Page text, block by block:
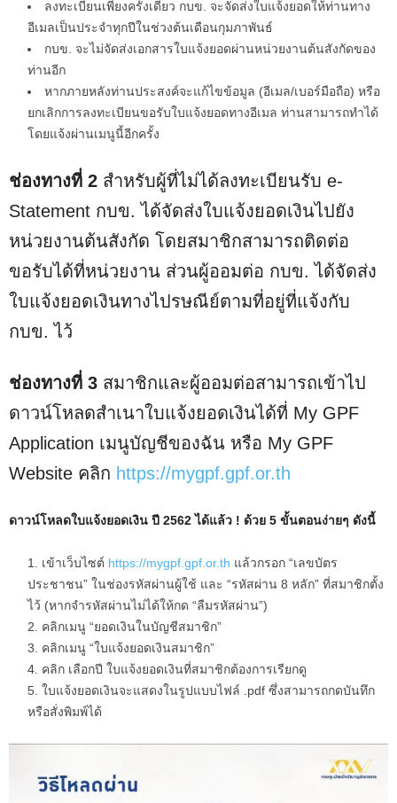
ลงทะเบียนเพียงครั้งเดียว กบข. จะจัดส่งใบแจ้งยอดให้ท่านทาง
อีเมลเป็นประจำทุกปีในช่วงต้นเดือนกุมภาพันธ์
กบข. จะไม่จัดส่งเอกสารใบแจ้งยอดผ่านหน่วยงานต้นสังกัดของ
ท่านอีก
หากภายหลังท่านประสงค์จะแก้ไขข้อมูล (อีเมล/เบอร์มือถือ) หรือ
ยกเลิกการลงทะเบียนขอรับใบแจ้งยอดทางอีเมล ท่านสามารถทำได้
โดยแจ้งผ่านเมนูนี้อีกครั้ง
ช่องทางที่ 2 สำหรับผู้ที่ไม่ได้ลงทะเบียนรับ e-
Statement กบข. ได้จัดส่งใบแจ้งยอดเงินไปยัง
หน่วยงานต้นสังกัด โดยสมาชิกสามารถติดต่อ
ขอรับได้ที่หน่วยงาน ส่วนผู้ออมต่อ กบข. ได้จัดส่ง
ใบแจ้งยอดเงินทางไปรษณีย์ตามที่อยู่ที่แจ้งกับ
กบข. ไว้
ช่องทางที่ 3 สมาชิกและผู้ออมต่อสามารถเข้าไป
ดาวน์โหลดสำเนาใบแจ้งยอดเงินได้ที่ My GPF
Application เมนูบัญชีของฉัน หรือ My GPF
Website คลิก https://mygpf.gpf.or.th
ดาวน์โหลดใบแจ้งยอดเงิน ปี 2562 ได้แล้ว ! ด้วย 5 ขั้นตอนง่ายๆ ดังนี้
เข้าเว็บไซต์ https://mygpf.gpf.or.th แล้วกรอก “เลขบัตร
ประชาชน” ในช่องรหัสผ่านผู้ใช้ และ “รหัสผ่าน 8 หลัก” ที่สมาชิกตั้ง
ไว้ (หากจำรหัสผ่านไม่ได้ให้กด “ลืมรหัสผ่าน”)
คลิกเมนู “ยอดเงินในบัญชีสมาชิก”
คลิกเมนู “ใบแจ้งยอดเงินสมาชิก”
คลิก เลือกปี ใบแจ้งยอดเงินที่สมาชิกต้องการเรียกดู
ใบแจ้งยอดเงินจะแสดงในรูปแบบไฟล์ .pdf ซึ่งสามารถกดบันทึก
หรือสั่งพิมพ์ได้